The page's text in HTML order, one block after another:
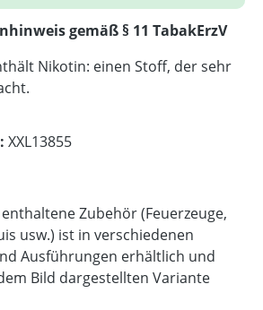
gemäß § 11 TabakErzV
Nikotin: einen Stoff, der sehr
XXL13855
Zubehör (Feuerzeuge,
usw.) ist in verschiedenen
Ausführungen erhältlich und
Bild dargestellten Variante